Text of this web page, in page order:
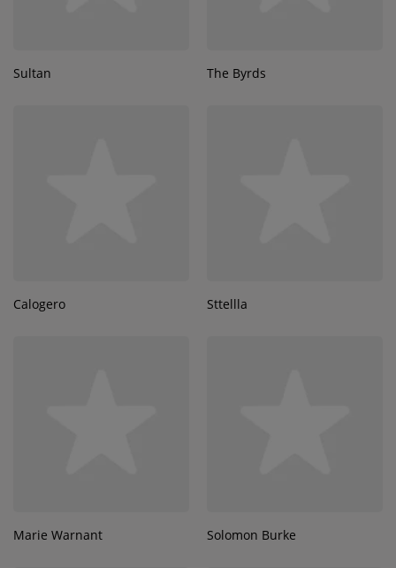
Sultan The Byrds
Calogero Sttellla
Marie Warnant Solomon Burke